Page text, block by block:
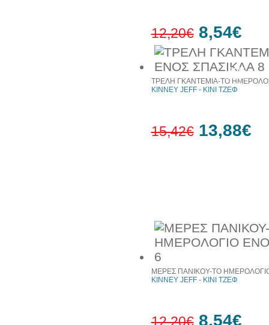
30%
έκπτωση
web
12,20€ 8,54€
ΤΡΕΛΗ ΓΚΑΝΤΕΜΙΑ-ΤΟ
KINNEY JEFF - ΚΙΝΙ ΤΖΕΦ
15,42€ 13,88€
ΜΕΡΕΣ ΠΑΝΙΚΟΥ-ΤΟ
KINNEY JEFF - ΚΙΝΙ ΤΖΕΦ
12,20€ 8,54€